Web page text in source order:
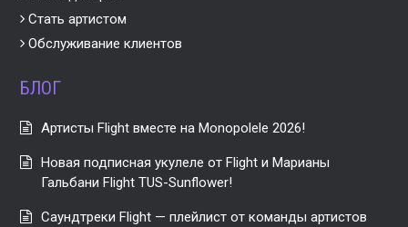
Стать артистом
Обслуживание клиентов
БЛОГ
Артисты Flight вместе на Monopolele 2026!
Новая подписная укулеле от Flight и Марианы
Гальбани Flight TUS-Sunflower!
Саундтреки Flight — плейлист от команды артистов